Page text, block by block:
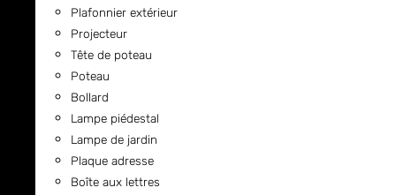
Plafonnier extérieur
Projecteur
Tête de poteau
Poteau
Bollard
Lampe piédestal
Lampe de jardin
Plaque adresse
Boîte aux lettres